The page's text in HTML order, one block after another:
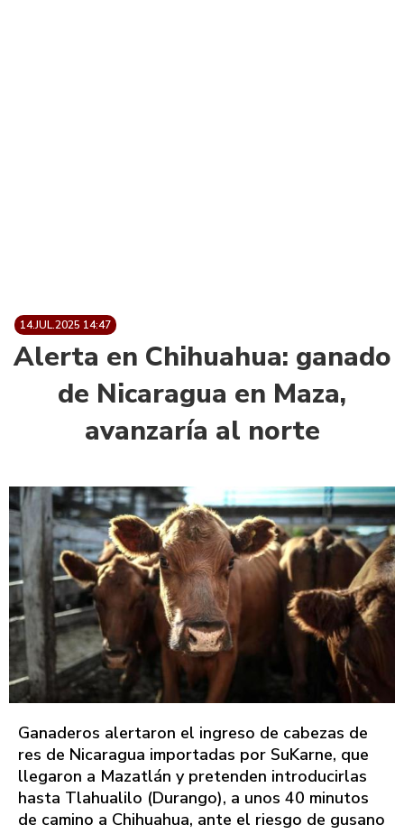
14.JUL.2025 14:47
Alerta en Chihuahua: ganado
de Nicaragua en Maza,
avanzaría al norte
Ganaderos alertaron el ingreso de cabezas de
res de Nicaragua importadas por SuKarne, que
llegaron a Mazatlán y pretenden introducirlas
hasta Tlahualilo (Durango), a unos 40 minutos
de camino a Chihuahua, ante el riesgo de gusano